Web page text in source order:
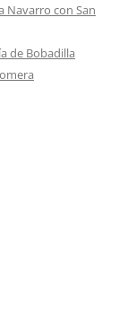
Navarro con San
de Bobadilla